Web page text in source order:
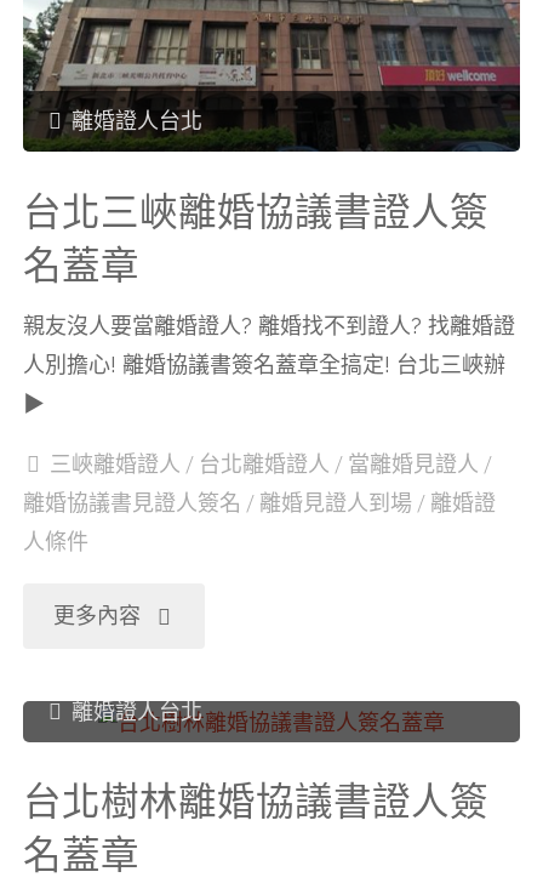
章"
婚
協
證
人
名
離婚證人台北
台北三峽離婚協議書證人簽
名蓋章
親友沒人要當離婚證人? 離婚找不到證人? 找離婚證
人別擔心! 離婚協議書簽名蓋章全搞定! 台北三峽辦
▶
三峽離婚證人 / 台北離婚證人 / 當離婚見證人 /
離婚協議書見證人簽名 / 離婚見證人到場/ 離婚證
人條件
更多內容 "台
三
峽
離婚證人台北
台北樹林離婚協議書證人簽
名蓋章